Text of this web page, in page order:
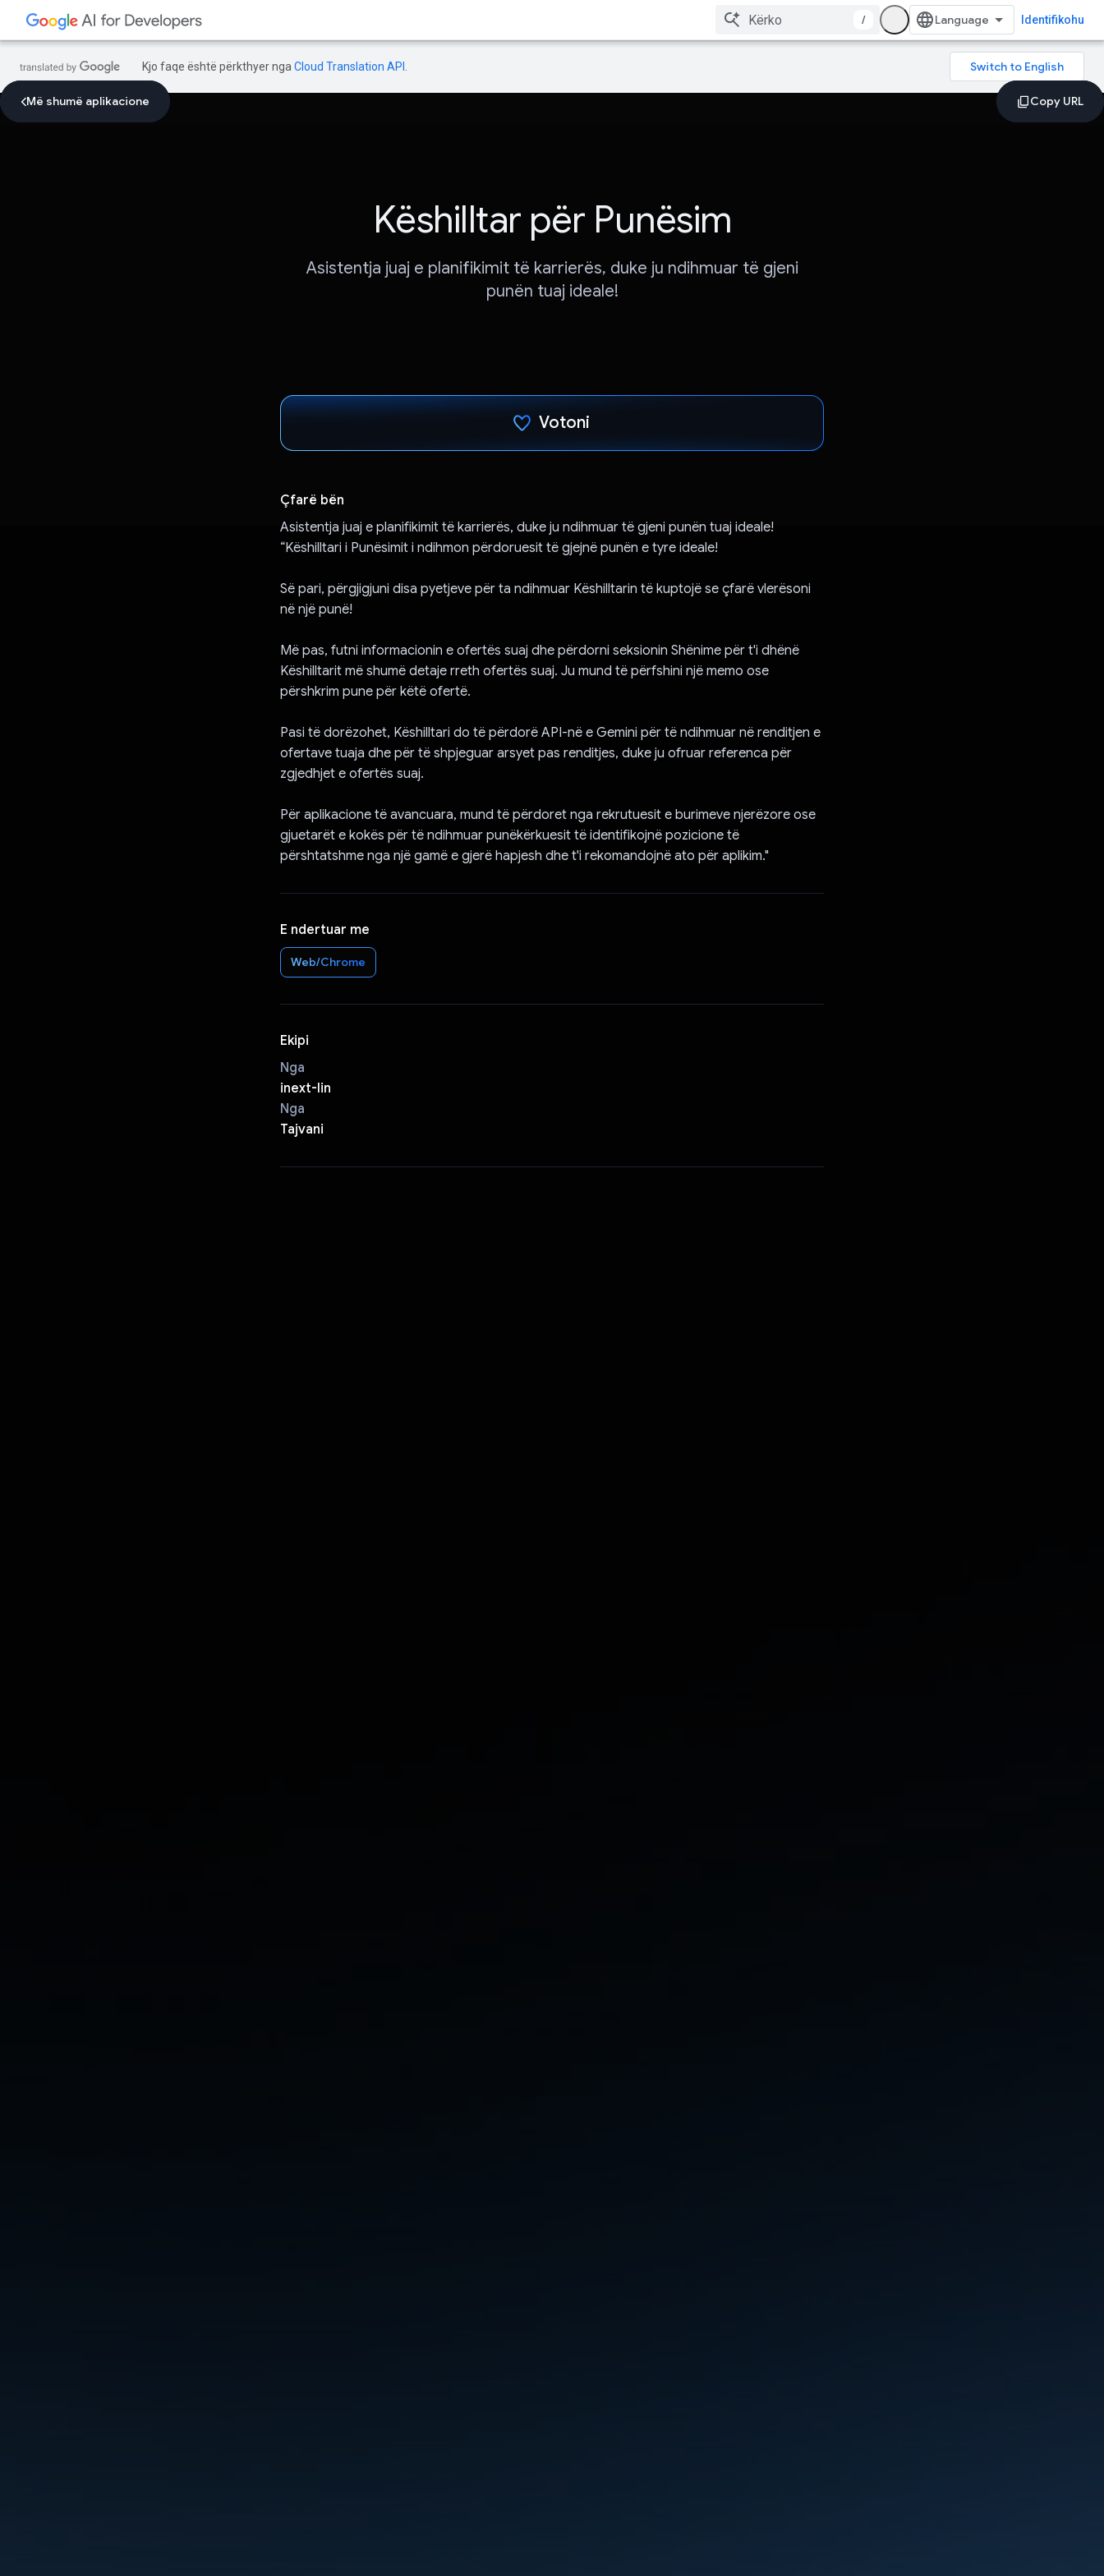
/ Identifikohu
Kjo faqe është përkthyer nga Cloud Translation API
Më shumë aplikacione
Këshilltar për Punësim
Asistentja juaj e planifikimit të karrierës, duke ju ndihmuar të gjeni
punën tuaj ideale!
Votoni
Çfarë bën
Asistentja juaj e planifikimit të karrierës, duke ju ndihmuar të gjeni punën tuaj ideale!
“Këshilltari i Punësimit i ndihmon përdoruesit të gjejnë punën e tyre ideale!
Së pari, përgjigjuni disa pyetjeve për ta ndihmuar Këshilltarin të kuptojë se çfarë vlerësoni
në një punë!
Më pas, futni informacionin e ofertës suaj dhe përdorni seksionin Shënime për t'i dhënë
Këshilltarit më shumë detaje rreth ofertës suaj. Ju mund të përfshini një memo ose
përshkrim pune për këtë ofertë.
Pasi të dorëzohet, Këshilltari do të përdorë API-në e Gemini për të ndihmuar në renditjen e
ofertave tuaja dhe për të shpjeguar arsyet pas renditjes, duke ju ofruar referenca për
zgjedhjet e ofertës suaj.
Për aplikacione të avancuara, mund të përdoret nga rekrutuesit e burimeve njerëzore ose
gjuetarët e kokës për të ndihmuar punëkërkuesit të identifikojnë pozicione të
përshtatshme nga një gamë e gjerë hapjesh dhe t'i rekomandojnë ato për aplikim."
E ndertuar me
Web/Chrome
Ekipi
Nga
inext-lin
Nga
Tajvani
Më shumë aplikacione